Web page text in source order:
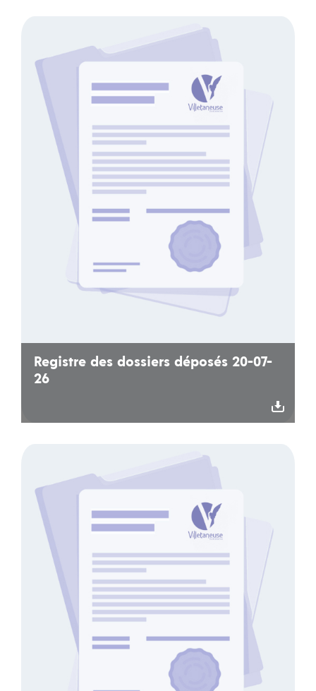
Registre des dossiers déposés 20-07-
26